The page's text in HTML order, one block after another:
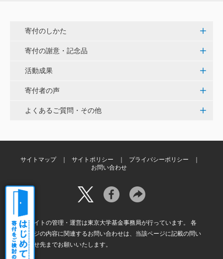
株式会社Ｌｅｇａｌｓｃａｐｅ
ろから始まりました。この社会でますますコンピュー
タ科学の力が発揮されるよう祈念して、支援いたしま
三好 弘晃
寄付のしかた
寄付の謝意・記念品
活動成果
寄付者の声
よくあるご質問・その他
サイトマップ サイトポリシー
プライバシーポリシー
お問い合わせ
本サイトの管理・運営は東京大学基金事務局が行っています。 各
ページの内容に関連するお問い合わせは、当該ページに記載の問い
合わせ先までお願いいたします。